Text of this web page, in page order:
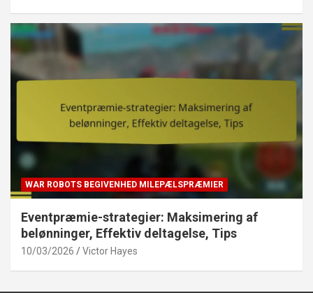
WAR ROBOTS BEGIVENHED MILEPÆLSPRÆMIER
Eventpræmie-strategier: Maksimering af
belønninger, Effektiv deltagelse, Tips
10/03/2026 Victor Hayes